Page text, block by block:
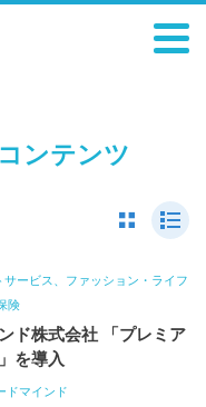
ンテンツ
サービス、ファッション・ライフ
険
ド株式会社 「プレミア
を導入
ドマインド